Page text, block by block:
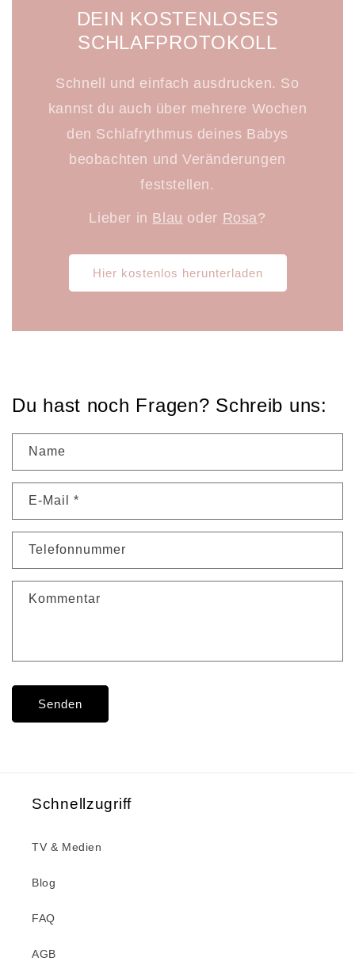
DEIN KOSTENLOSES
SCHLAFPROTOKOLL
Schnell und einfach ausdrucken. So
kannst du auch über mehrere Wochen
den Schlafrythmus deines Babys
beobachten und Veränderungen
feststellen.
Lieber in Blau oder Rosa?
Hier kostenlos herunterladen
Du hast noch Fragen? Schreib uns:
Name
E-Mail *
Telefonnummer
Kommentar
Senden
Schnellzugriff
TV & Medien
Blog
FAQ
AGB